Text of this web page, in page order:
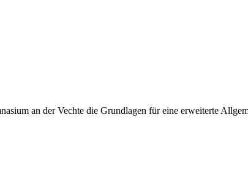
an der Vechte die Grundlagen für eine erweiterte